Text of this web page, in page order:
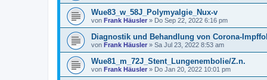
Wue83_w_58J_Polymyalgie_Nux-v
von Frank Häusler » Do Sep 22, 2022 6:16 pm
Diagnostik und Behandlung von Corona-
von Frank Häusler » Sa Jul 23, 2022 8:53 am
Wue81_m_72J_Stent_Lungenembolie/Z.n.
von Frank Häusler » Do Jan 20, 2022 10:01 pm